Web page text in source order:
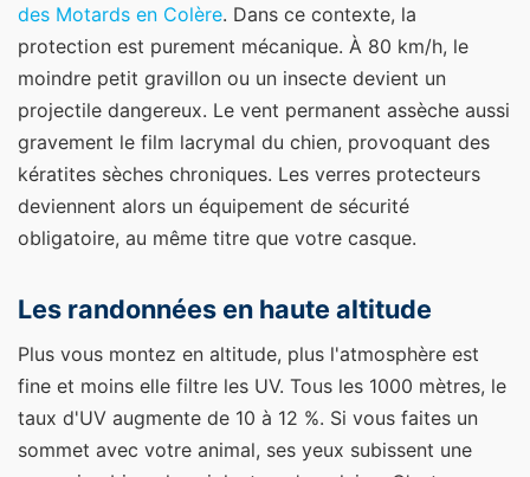
des Motards en Colère. Dans ce contexte, la
protection est purement mécanique. À 80 km/h, le
moindre petit gravillon ou un insecte devient un
projectile dangereux. Le vent permanent assèche aussi
gravement le film lacrymal du chien, provoquant des
kératites sèches chroniques. Les verres protecteurs
deviennent alors un équipement de sécurité
obligatoire, au même titre que votre casque.
Les randonnées en haute altitude
Plus vous montez en altitude, plus l'atmosphère est
fine et moins elle filtre les UV. Tous les 1000 mètres, le
taux d'UV augmente de 10 à 12 %. Si vous faites un
sommet avec votre animal, ses yeux subissent une